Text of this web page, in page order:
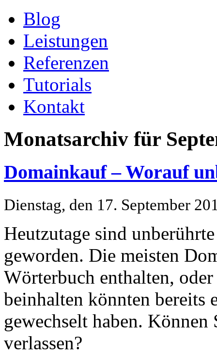
Blog
Leistungen
Referenzen
Tutorials
Kontakt
Monatsarchiv für
Domainkauf – Worauf
Dienstag, den 17. September
Heutzutage sind
geworden. Die meisten
Wörterbuch enthalten,
beinhalten könnten bereits
gewechselt haben.
verlassen?